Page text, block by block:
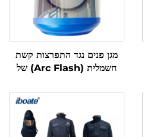
מגן פנים נגד התפרצות קשת
חשמלית (Arc Flash) של
FCA8, עם הגנה
מולטיפונקציונלית מפני סיכונים
מרובים